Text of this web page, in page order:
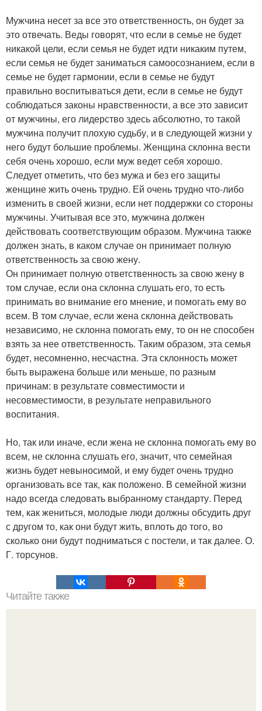
Мужчина несет за все это ответственность, он будет за
это отвечать. Веды говорят, что если в семье не будет
никакой цели, если семья не будет идти никаким путем,
если семья не будет заниматься самоосознанием, если в
семье не будет гармонии, если в семье не будут
правильно воспитываться дети, если в семье не будут
соблюдаться законы нравственности, а все это зависит
от мужчины, его лидерство здесь абсолютно, то такой
мужчина получит плохую судьбу, и в следующей жизни у
него будут большие проблемы. Женщина склонна вести
себя очень хорошо, если муж ведет себя хорошо.
Следует отметить, что без мужа и без его защиты
женщине жить очень трудно. Ей очень трудно что-либо
изменить в своей жизни, если нет поддержки со стороны
мужчины. Учитывая все это, мужчина должен
действовать соответствующим образом. Мужчина также
должен знать, в каком случае он принимает полную
ответственность за свою жену.
Он принимает полную ответственность за свою жену в
том случае, если она склонна слушать его, то есть
принимать во внимание его мнение, и помогать ему во
всем. В том случае, если жена склонна действовать
независимо, не склонна помогать ему, то он не способен
взять за нее ответственность. Таким образом, эта семья
будет, несомненно, несчастна. Эта склонность может
быть выражена больше или меньше, по разным
причинам: в результате совместимости и
несовместимости, в результате неправильного
воспитания.
Но, так или иначе, если жена не склонна помогать ему во
всем, не склонна слушать его, значит, что семейная
жизнь будет невыносимой, и ему будет очень трудно
организовать все так, как положено. В семейной жизни
надо всегда следовать выбранному стандарту. Перед
тем, как жениться, молодые люди должны обсудить друг
с другом то, как они будут жить, вплоть до того, во
сколько они будут подниматься с постели, и так далее. О.
Г. торсунов.
Читайте также